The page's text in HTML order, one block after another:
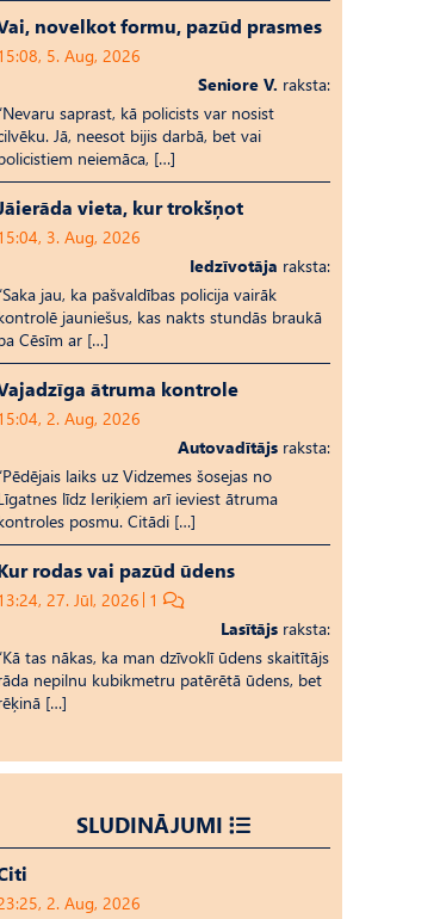
novelkot formu, pazūd prasmes
5. Aug, 2026
Seniore V. raksta:
saprast, kā policists var nosist
Jā, neesot bijis darbā, bet vai
neiemāca, […]
vieta, kur trokšņot
3. Aug, 2026
Iedzīvotāja raksta:
jau, ka pašvaldības policija vairāk
jauniešus, kas nakts stundās braukā
Cēsīm ar […]
ātruma kontrole
2. Aug, 2026
Autovadītājs raksta:
laiks uz Vid­ze­mes šosejas no
līdz Ieriķiem arī ieviest ātruma
posmu. Citādi […]
rodas vai pazūd ūdens
27. Jūl, 2026 1
Lasītājs raksta:
tas nākas, ka man dzīvoklī ūdens skaitītājs
nepilnu kubikmetru patērētā ūdens, bet
[…]
SLUDINĀJUMI
2. Aug, 2026